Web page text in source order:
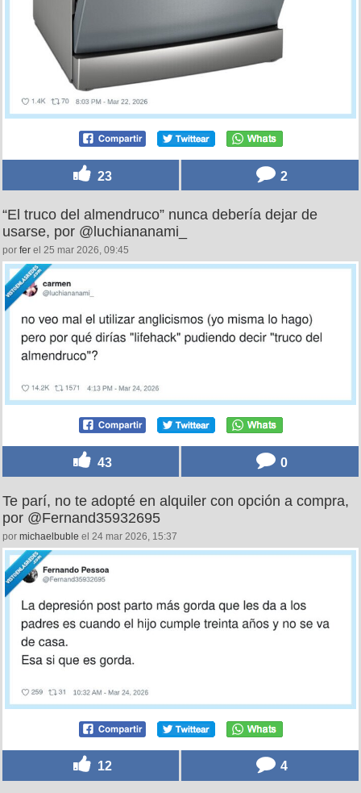
23 2
“El truco del almendruco” nunca debería dejar de
usarse, por @luchiananami_
por fer el 25 mar 2026, 09:45
43 0
Te parí, no te adopté en alquiler con opción a compra,
por @Fernand35932695
por michaelbuble el 24 mar 2026, 15:37
12 4